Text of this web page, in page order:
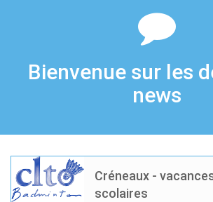
Bienvenue sur les
news
Créneaux -
scolaires